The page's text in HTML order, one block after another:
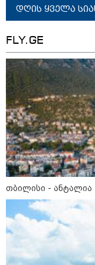
დღის ყველა
FLY.GE
თბილისი - ანტალია